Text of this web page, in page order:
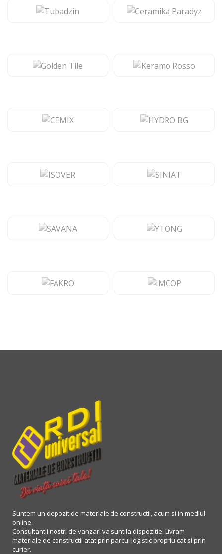
Suntem un depozit de materiale de constructii, acum si in mediul
online.
Consultantii nostri de vanzari va sunt la dispozitie. Livram
materiale de constructii atat prin parcul logistic propriu cat si prin
curier.